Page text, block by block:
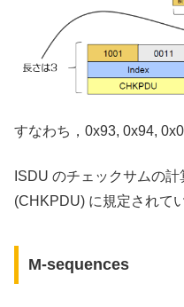
すなわち，0x93, 0x94,
ISDU のチェックサムの
(CHKPDU) に規定されて
M-sequences